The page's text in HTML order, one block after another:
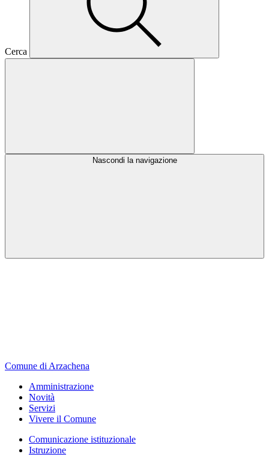
Cerca
Nascondi la navigazione
Comune di Arzachena
Amministrazione
Novità
Servizi
Vivere il Comune
Comunicazione istituzionale
Istruzione